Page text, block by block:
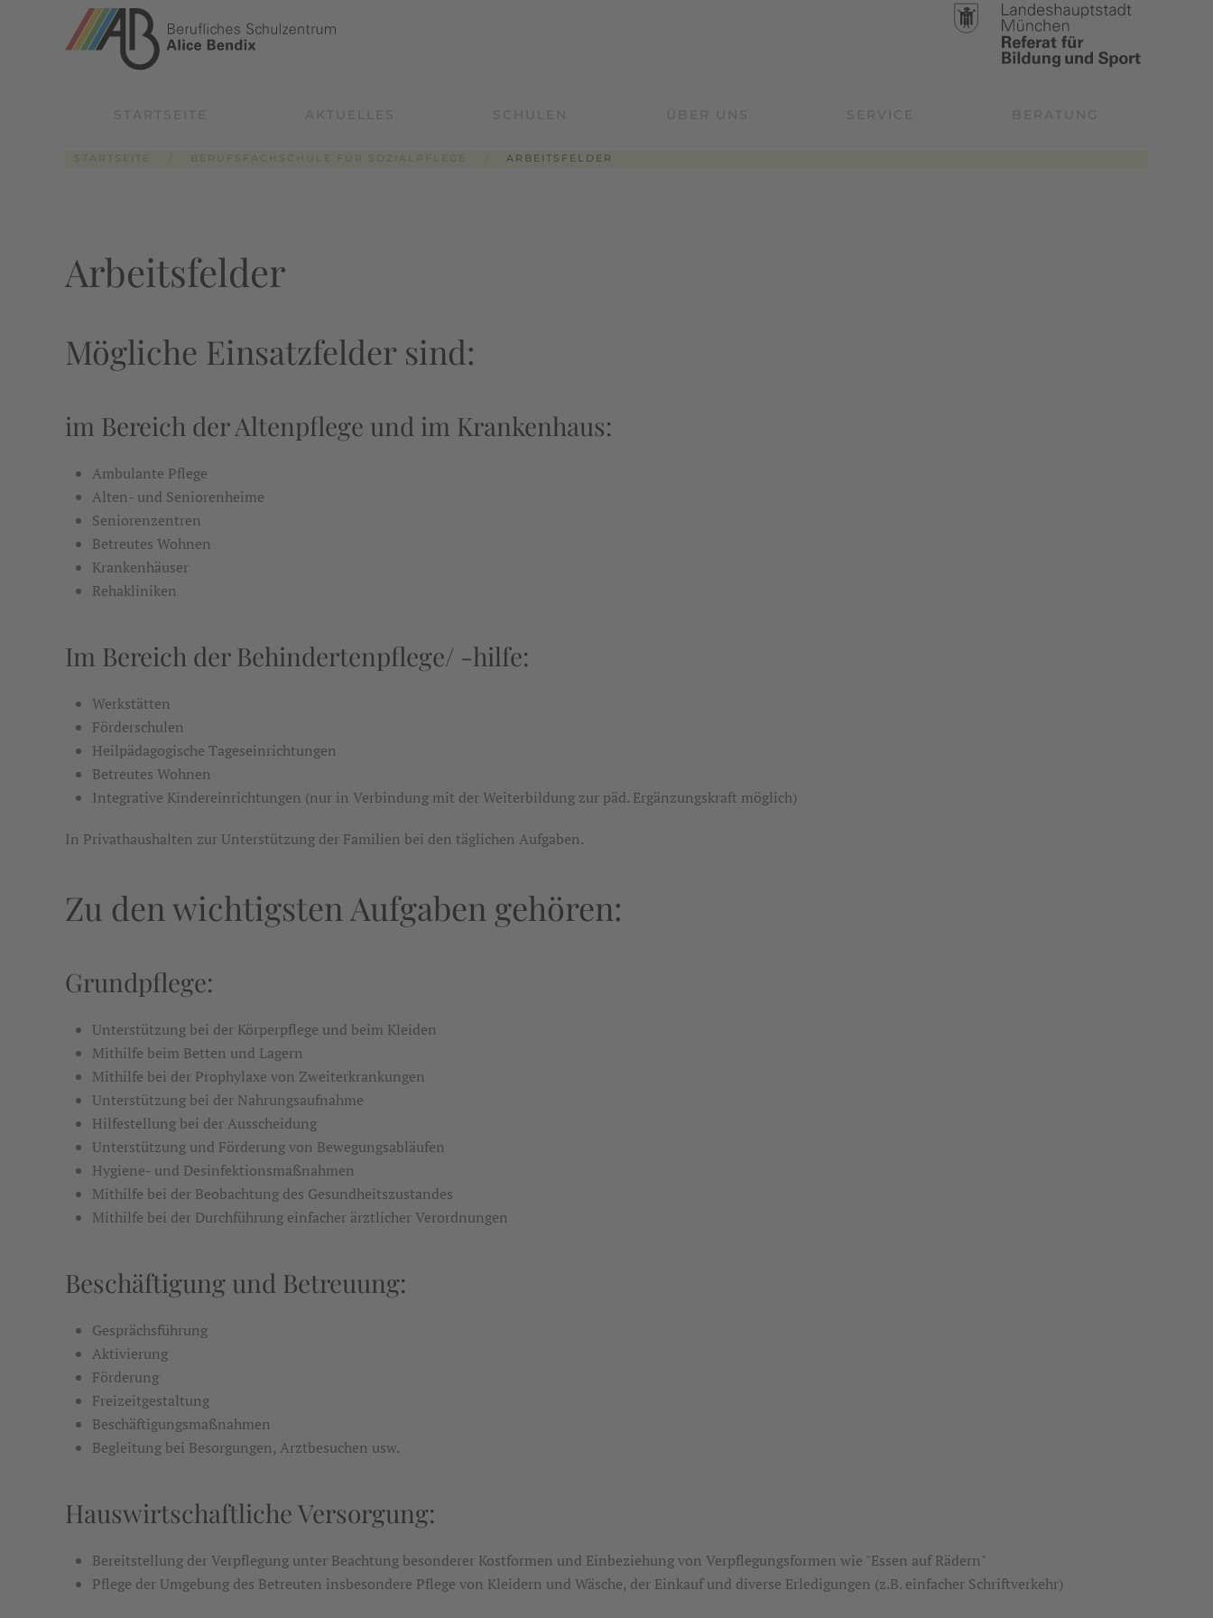
Zum Hauptinhalt springen
ARBEITSFELDER
Arbeitsfelder
Mögliche Einsatzfelder sind:
im Bereich der Altenpflege und im Krankenhaus:
Ambulante Pflege
Alten- und Seniorenheime
Seniorenzentren
Betreutes Wohnen
Krankenhäuser
Rehakliniken
Im Bereich der Behindertenpflege/ -hilfe:
Werkstätten
Förderschulen
Heilpädagogische Tageseinrichtungen
Betreutes Wohnen
Integrative Kindereinrichtungen (nur in Verbindung mit der Weiterbildung zur päd. Ergänzungskraft möglich)
In Privathaushalten zur Unterstützung der Familien bei den täglichen Aufgaben.
Zu den wichtigsten Aufgaben gehören:
Grundpflege:
Unterstützung bei der Körperpflege und beim Kleiden
Mithilfe beim Betten und Lagern
Mithilfe bei der Prophylaxe von Zweiterkrankungen
Unterstützung bei der Nahrungsaufnahme
Hilfestellung bei der Ausscheidung
Unterstützung und Förderung von Bewegungsabläufen
Hygiene- und Desinfektionsmaßnahmen
Mithilfe bei der Beobachtung des Gesundheitszustandes
Mithilfe bei der Durchführung einfacher ärztlicher Verordnungen
Beschäftigung und Betreuung:
Gesprächsführung
Aktivierung
Förderung
Freizeitgestaltung
Beschäftigungsmaßnahmen
Begleitung bei Besorgungen, Arztbesuchen usw.
Hauswirtschaftliche Versorgung:
Bereitstellung der Verpflegung unter Beachtung besonderer Kostformen und Einbeziehung von Verpflegungsformen wie "Essen auf Rädern"
Pflege der Umgebung des Betreuten insbesondere Pflege von Kleidern und Wäsche, der Einkauf und diverse Erledigungen (z.B. einfacher Schriftverkehr)